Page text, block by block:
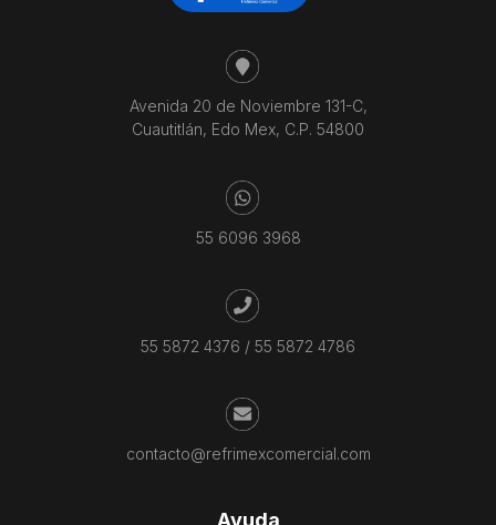
Avenida 20 de Noviembre 131-C,
Cuautitlán, Edo Mex, C.P. 54800
55 6096 3968
55 5872 4376 / 55 5872 4786
contacto@refrimexcomercial.com
Ayuda